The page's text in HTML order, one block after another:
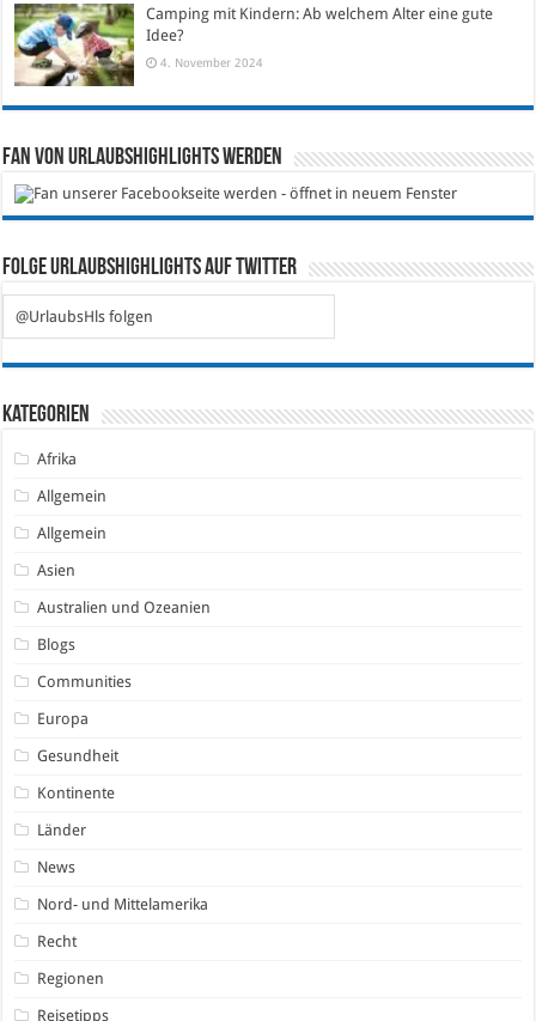
Camping mit Kindern: Ab welchem Alter eine gute
Idee?
4. November 2024
Fan von Urlaubshighlights werden
Folge Urlaubshighlights auf Twitter
@UrlaubsHls folgen
Kategorien
Afrika
Allgemein
Allgemein
Asien
Australien und Ozeanien
Blogs
Communities
Europa
Gesundheit
Kontinente
Länder
News
Nord- und Mittelamerika
Recht
Regionen
Reisetipps